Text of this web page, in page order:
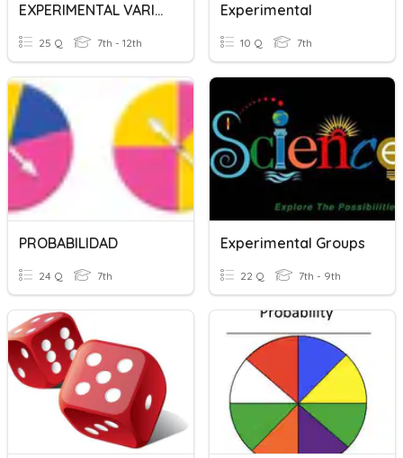
EXPERIMENTAL VARIABLES
25 Q 7th - 12th
Experimental
10 Q 7th
PROBABILIDAD
24 Q 7th
Experimental Groups
22 Q 7th - 9th